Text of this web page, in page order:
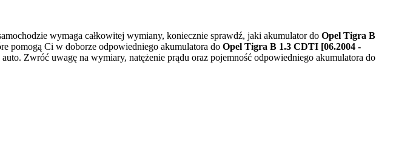
wymaga całkowitej wymiany, koniecznie sprawdź, jaki akumulator do Opel Tigra B
pomogą Ci w doborze odpowiedniego akumulatora do Opel Tigra B 1.3 CDTI [06.2004 -
Zwróć uwagę na wymiary, natężenie prądu oraz pojemność odpowiedniego akumulatora do